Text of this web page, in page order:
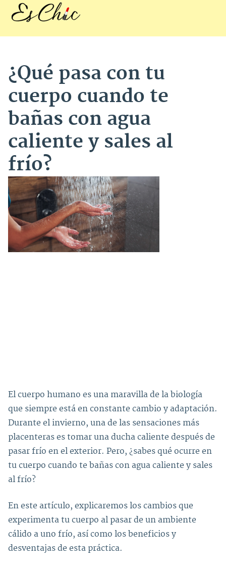
¿Qué pasa con tu
cuerpo cuando te
bañas con agua
caliente y sales al
frío?
El cuerpo humano es una maravilla de la biología
que siempre está en constante cambio y adaptación.
Durante el invierno, una de las sensaciones más
placenteras es tomar una ducha caliente después de
pasar frío en el exterior. Pero, ¿sabes qué ocurre en
tu cuerpo cuando te bañas con agua caliente y sales
al frío?
En este artículo, explicaremos los cambios que
experimenta tu cuerpo al pasar de un ambiente
cálido a uno frío, así como los beneficios y
desventajas de esta práctica.